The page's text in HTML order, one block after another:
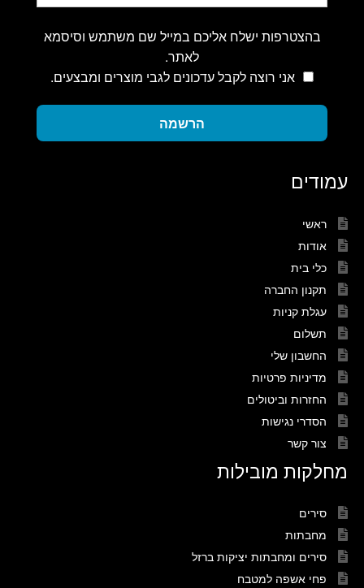
בהצטרפות ישלח אליכם במייל שם משתמש וסיסמא
לאתר.
אני רוצה לקבל עדכונים לגבי מוצרים ומבצעים.
הרשמה
עמודים
ראשי
אודות
כלי בית
תקנון החברה
עגלת קניות
תשלום
החשבון שלי
מדיניות פרטיות
החזרות וביטולים
הסדרי נגישות
צור קשר
מחלקות מובילות
סירים
מחבתות
סירים ומחבתות יציקות ברזל
פחי אשפה למטבח